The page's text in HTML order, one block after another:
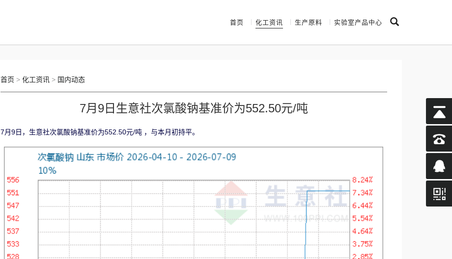
首页 化工资讯 生产原料 实验室产品中心
首页 > 化工资讯> 国内动态
7月9日生意社次氯酸钠基准价为552.50元/吨
7月9日，生意社次氯酸钠基准价为552.50元/吨 ，与本月初持平。